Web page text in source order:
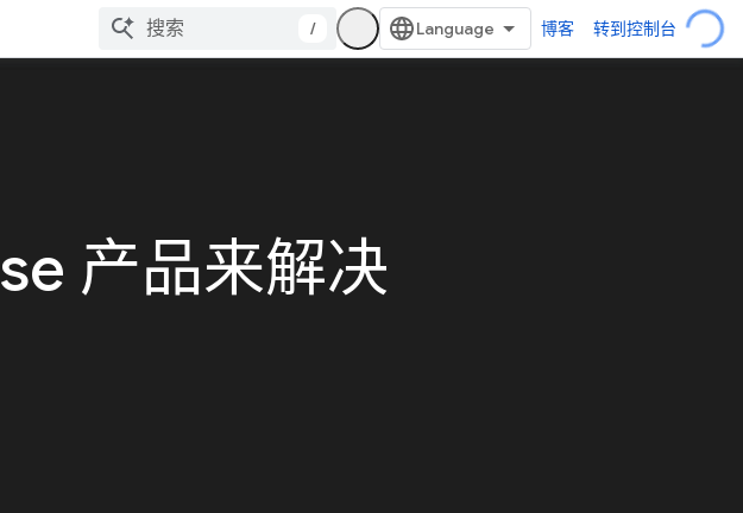
/ 博客 转到控制台
产品来解决